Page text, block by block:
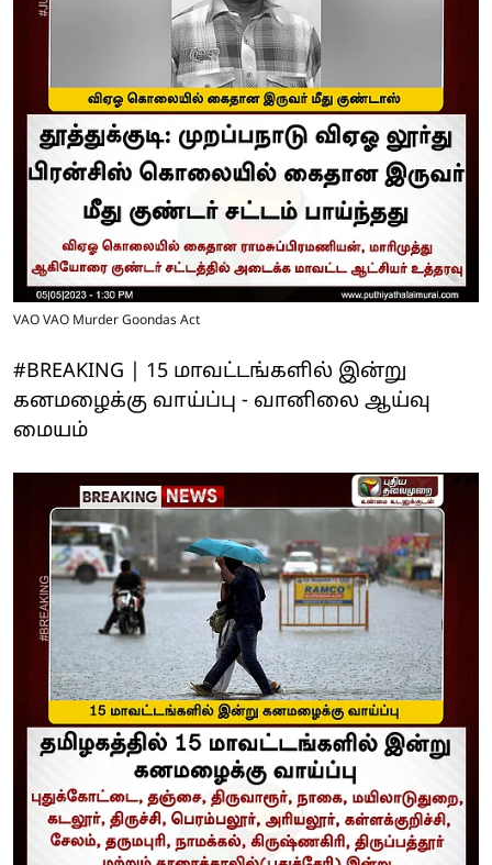
VAO VAO Murder Goondas Act
#BREAKING | 15 மாவட்டங்களில் இன்று
கனமழைக்கு வாய்ப்பு - வானிலை ஆய்வு
மையம்